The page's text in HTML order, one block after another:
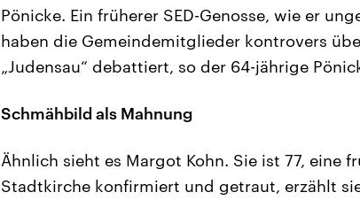
Pönicke. Ein früherer SED-Genosse, wie er
haben die Gemeindemitglieder kontrovers
„Judensau“ debattiert, so der 64-jährige
Schmähbild als Mahnung
Ähnlich sieht es Margot Kohn. Sie ist 77, eine
Stadtkirche konfirmiert und getraut, erzählt